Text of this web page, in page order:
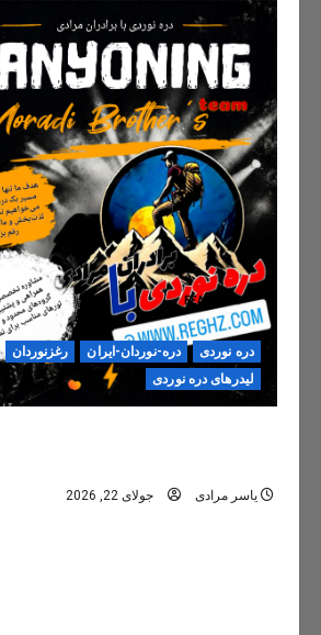
دره نوردی دره-نوردان-ایران
رغزنوردان
لیدرهای دره نوردی
یاسر مرادی جولای 22, 2026